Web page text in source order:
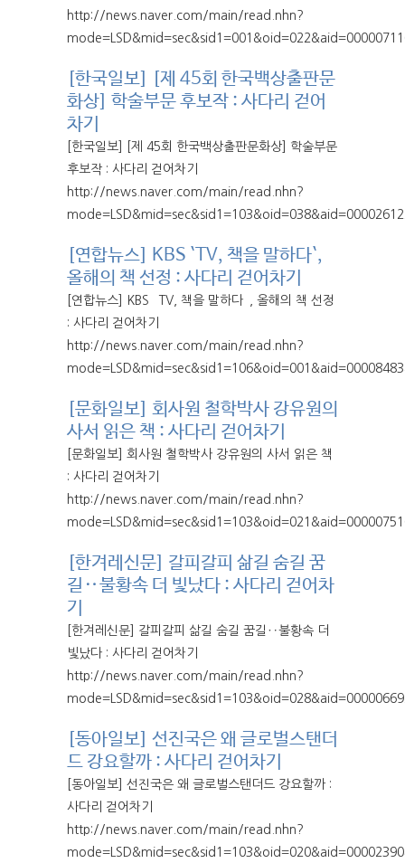
http://news.naver.com/main/read.nhn?
[한국일보] [제 45회 한국백상출판문
화상] 학술부문 후보작 : 사다리 걷어
차기
[한국일보] [제 45회 한국백상출판문화상] 학술부문
후보작 : 사다리 걷어차기
http://news.naver.com/main/read.nhn?
[연합뉴스] KBS `TV, 책을 말하다`,
올해의 책 선정 : 사다리 걷어차기
[연합뉴스] KBS `TV, 책을 말하다`, 올해의 책 선정
: 사다리 걷어차기
http://news.naver.com/main/read.nhn?
[문화일보] 회사원 철학박사 강유원의
사서 읽은 책 : 사다리 걷어차기
[문화일보] 회사원 철학박사 강유원의 사서 읽은 책
: 사다리 걷어차기
http://news.naver.com/main/read.nhn?
[한겨레신문] 갈피갈피 삶길 숨길 꿈
길‥불황속 더 빛났다 : 사다리 걷어차
기
[한겨레신문] 갈피갈피 삶길 숨길 꿈길‥불황속 더
빛났다 : 사다리 걷어차기
http://news.naver.com/main/read.nhn?
[동아일보] 선진국은 왜 글로벌스탠더
드 강요할까 : 사다리 걷어차기
[동아일보] 선진국은 왜 글로벌스탠더드 강요할까 :
사다리 걷어차기
http://news.naver.com/main/read.nhn?